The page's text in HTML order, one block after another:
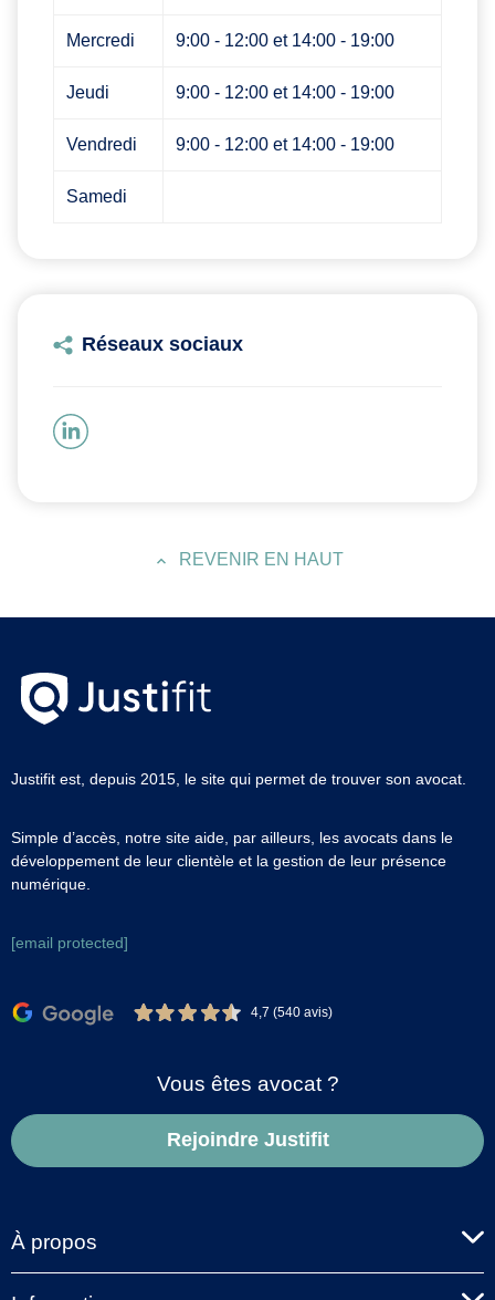
Mercredi 9:00 - 12:00 et 14:00 - 19:00
Jeudi 9:00 - 12:00 et 14:00 - 19:00
Vendredi 9:00 - 12:00 et 14:00 - 19:00
Samedi
Réseaux sociaux
REVENIR EN HAUT
Justifit est, depuis 2015, le site qui permet de trouver son avocat.
Simple d’accès, notre site aide, par ailleurs, les avocats dans le
développement de leur clientèle et la gestion de leur présence
numérique.
[email protected]
4,7 (540 avis)
Vous êtes avocat ?
Rejoindre Justifit
À propos